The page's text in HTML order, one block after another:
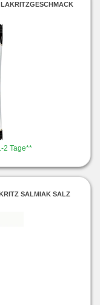
2 Tage**
SALMIAK SALZ